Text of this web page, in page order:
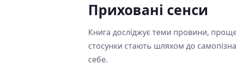
Приховані сенси
Книга досліджує теми провини,
стосунки стають шляхом до
себе.